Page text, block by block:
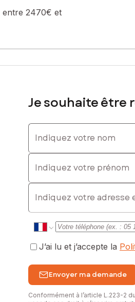
entre 2470€ et
Je souhaite être
Indiquez votre nom
Indiquez votre prénom
E-mail
J’ai lu et j’accepte la
Envoyer ma demande
Conformément à l’article L.223-2